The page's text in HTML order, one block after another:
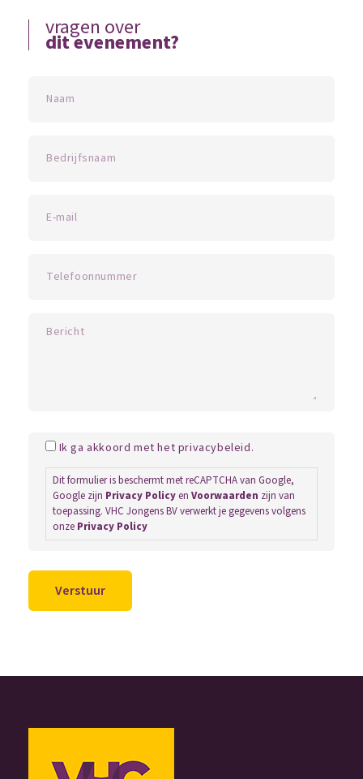
vragen over
dit evenement?
Ik ga akkoord met het privacybeleid.
Dit formulier is beschermt met reCAPTCHA van Google,
Google zijn Privacy Policyen Voorwaarden zijn van
toepassing. VHC Jongens BV verwerkt je gegevens volgens
onze Privacy Policy